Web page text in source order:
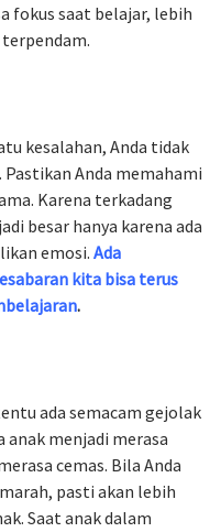
fokus saat belajar, lebih
kesalahan, Anda tidak
Anda memahami
Karena terkadang
besar hanya karena ada
emosi. Ada
kita bisa terus
.
ada semacam gejolak
anak menjadi merasa
cemas. Bila Anda
pasti akan lebih
Saat anak dalam